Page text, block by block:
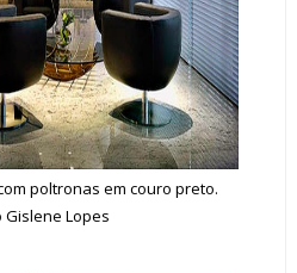
poltronas em couro preto.
Gislene Lopes